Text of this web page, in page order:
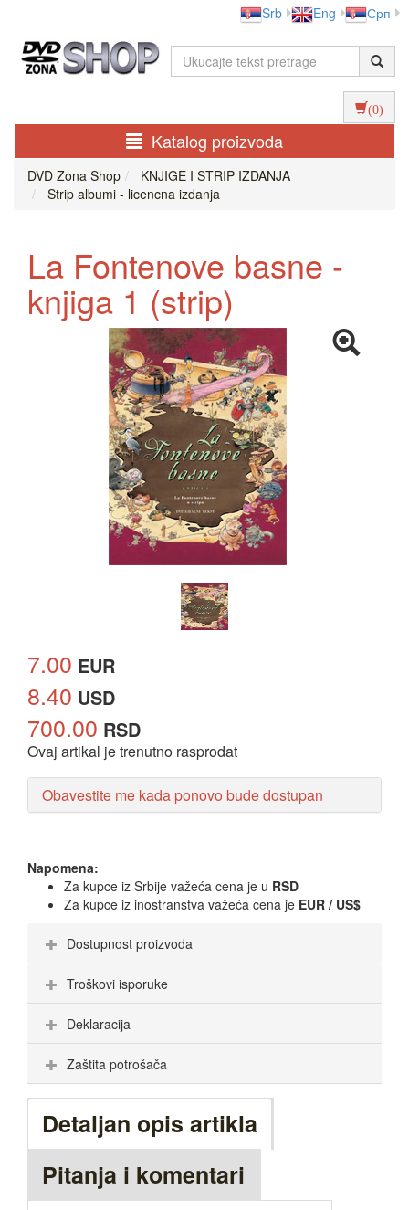
Srb Eng Срп
(0)
Katalog proizvoda
DVD Zona Shop
KNJIGE I STRIP IZDANJA
Strip albumi - licencna izdanja
La Fontenove basne -
knjiga 1 (strip)
7.00 EUR
8.40 USD
700.00 RSD
Ovaj artikal je trenutno rasprodat
Obavestite me kada ponovo bude dostupan
Napomena:
Za kupce iz Srbije važeća cena je u RSD
Za kupce iz inostranstva važeća cena je EUR / US$
Dostupnost proizvoda
Troškovi isporuke
Deklaracija
Zaštita potrošača
Detaljan opis artikla
Pitanja i komentari